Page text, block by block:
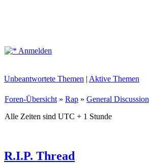
Anmelden
Unbeantwortete Themen | Aktive Themen
Foren-Übersicht » Rap » General Discussion
Alle Zeiten sind UTC + 1 Stunde
R.I.P. Thread